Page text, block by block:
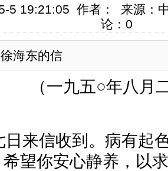
5 19:21:05 作者： 来源：
论： 0
海东的信
（一九五○年八月
日来信收到。病有起
望你安心静养，以